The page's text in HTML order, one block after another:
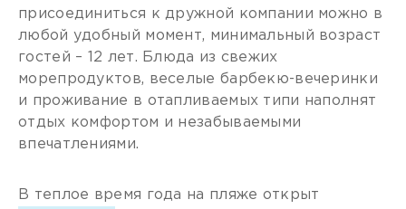
присоединиться к дружной компании можно в
любой удобный момент, минимальный возраст
гостей – 12 лет. Блюда из свежих
морепродуктов, веселые барбекю-вечеринки
и проживание в отапливаемых типи наполнят
отдых комфортом и незабываемыми
впечатлениями.
В теплое время года на пляже открыт